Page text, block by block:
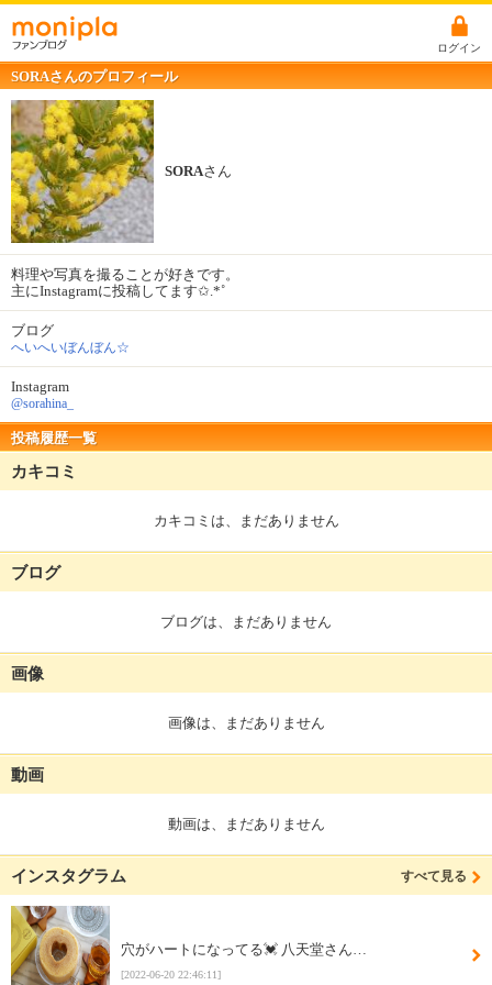
ログイン
SORAさんのプロフィール
SORAさん
料理や写真を撮ることが好きです。
主にInstagramに投稿してます✩.*˚
ブログ
へいへいぼんぼん☆
Instagram
@sorahina_
投稿履歴一覧
カキコミ
カキコミは、まだありません
ブログ
ブログは、まだありません
画像
画像は、まだありません
動画
動画は、まだありません
インスタグラム すべて見る
穴がハートになってる💓 八天堂さん…
[2022-06-20 22:46:11]